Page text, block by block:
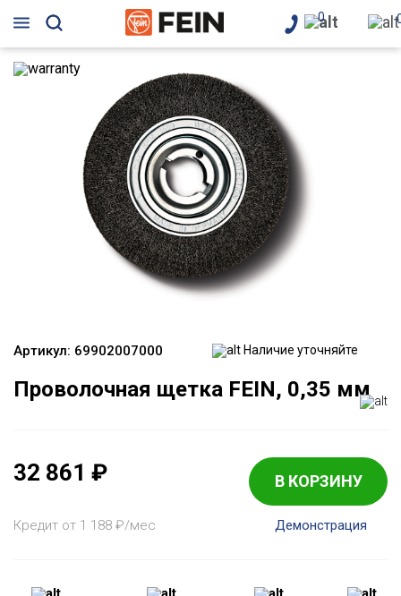
0
Артикул: 69902007000 Наличие уточняйте
Проволочная щетка FEIN, 0,35 мм
32 861 ₽ В КОРЗИНУ
Кредит от 1 188 ₽/мес Демонстрация